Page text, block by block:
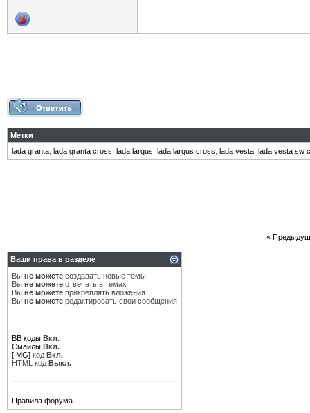
Метки
lada granta lada granta cross lada largus lada largus cross lada vesta lada vesta sw
«
Ваши права в разделе
Вы не можете создавать новые темы
Вы не можете отвечать в темах
Вы не можете прикреплять вложения
Вы не можете редактировать свои сообщения
BB коды Вкл.
Смайлы Вкл.
[IMG] код Вкл.
HTML код Выкл.
Правила форума